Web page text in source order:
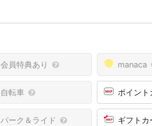
会員特典あり manaca
自転車 ポイン
パーク＆ライド ギフト